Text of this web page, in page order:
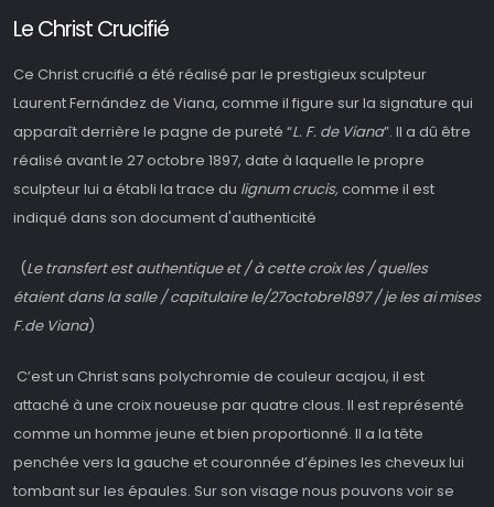
Le Christ Crucifié
Ce Christ crucifié a été réalisé par le prestigieux sculpteur
Laurent Fernández de Viana, comme il figure sur la signature qui
apparaît derrière le pagne de pureté “L. F. de Viana”. Il a dû être
réalisé avant le 27 octobre 1897, date à laquelle le propre
sculpteur lui a établi la trace du lignum crucis,comme il est
indiqué dans son document d'authenticité
(Le transfert est authentique et / à cette croix les / quelles
étaient dans la salle / capitulaire le/27octobre1897 / je les ai mises
F.de Viana)
C’est un Christ sans polychromie de couleur acajou, il est
attaché à une croix noueuse par quatre clous. Il est représenté
comme un homme jeune et bien proportionné. Il a la tête
penchée vers la gauche et couronnée d’épines les cheveux lui
tombant sur les épaules. Sur son visage nous pouvons voir se